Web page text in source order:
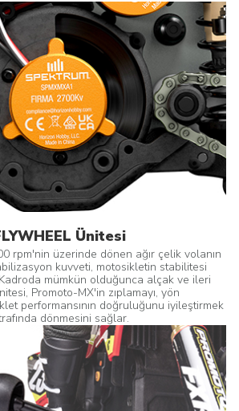
Ünitesi
rpm'nin üzerinde dönen ağır çelik volanın
kuvveti, motosikletin stabilitesi
mümkün olduğunca alçak ve ileri
Promoto-MX'in zıplamayı, yön
performansının doğruluğunu iyileştirmek
dönmesini sağlar.